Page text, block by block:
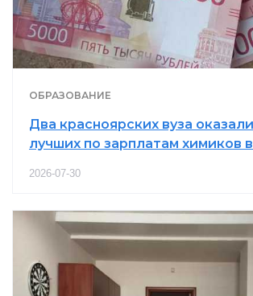
ОБРАЗОВАНИЕ
Два красноярских вуза
лучших по зарплатам химиков
2026-07-30